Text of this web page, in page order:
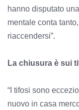
hanno disputato
mentale conta
riaccendersi”.
La chiusura è sui
“I tifosi sono
nuovo in casa